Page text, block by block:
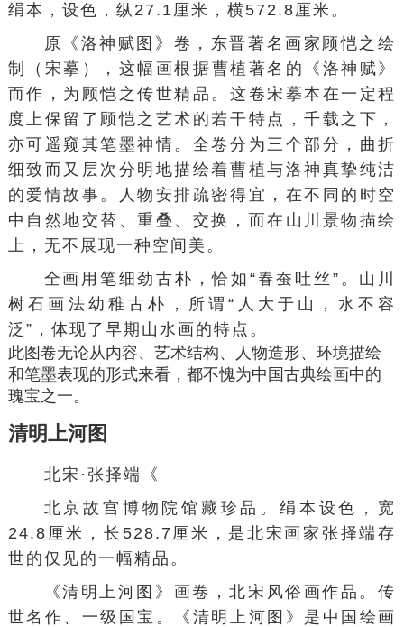
绢本，设色，纵27.1厘米，横572.8厘米。
原《 洛神赋图 》卷，东晋著名画家 顾恺之绘
制（宋摹），这幅画根据曹植 著名的《 洛神赋 》
而作，为顾恺之传世精品。这卷宋摹本在一定程
度上保留了顾恺之艺术的若干特点，千载之下，
亦可遥窥其笔墨神情。全卷分为三个部分，曲折
细致而又层次分明地描绘着曹植与洛神真挚纯洁
的爱情故事。人物安排疏密得宜，在不同的时空
中自然地交替、重叠、交换，而在山川景物描绘
上，无不展现一种空间美。
全画用笔细劲古朴，恰如“春蚕吐丝 ”。山川
树石画法幼稚古朴，所谓“人大于山，水不容
泛”，体现了早期山水画的特点。
此图卷无论从内容、 艺术结构、人物造形、环境描绘
和笔墨表现的形式来看，都不愧为中国古典绘画中的
瑰宝之一。
清明上河图
北宋 · 张择端 《
北京故宫博物院馆藏珍品。绢本设色 ，宽
24.8厘米，长528.7厘米，是北宋画家 张择端存
世的仅见的一幅精品。
《清明上河图 》画卷，北宋 风俗画作品。传
世名作、一级国宝。《清明上河图》是 中国绘画